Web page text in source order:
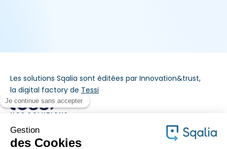
Les solutions Sqalia sont éditées par Innovation&trust,
la digital factory de Tessi
NOS SOLUTIONS
MÉTIERS